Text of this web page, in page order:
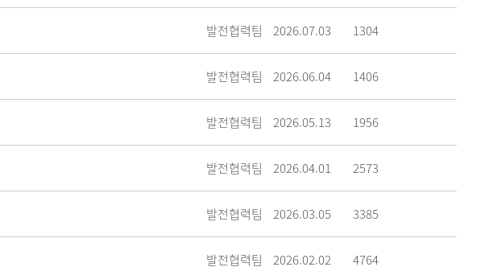
발전협력팀 2026.07.03 1304
발전협력팀 2026.06.04 1406
발전협력팀 2026.05.13 1956
발전협력팀 2026.04.01 2573
발전협력팀 2026.03.05 3385
발전협력팀 2026.02.02 4764